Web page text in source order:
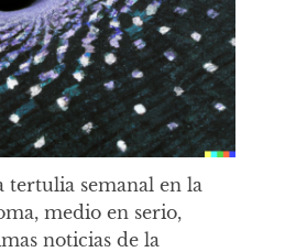
tertulia semanal en la
medio en serio,
noticias de la